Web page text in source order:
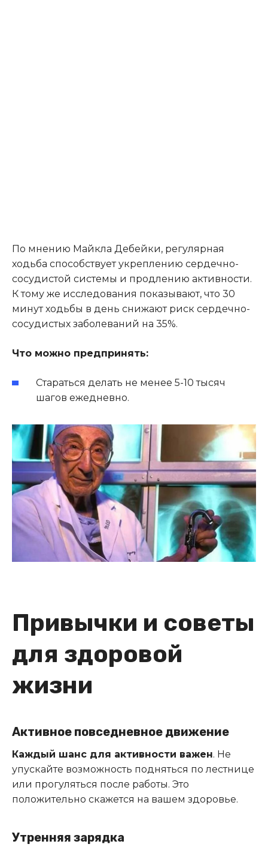
По мнению Майкла Дебейки, регулярная
ходьба способствует укреплению сердечно-
сосудистой системы и продлению активности.
К тому же исследования показывают, что 30
минут ходьбы в день снижают риск сердечно-
сосудистых заболеваний на 35%.
Что можно предпринять:
Стараться делать не менее 5-10 тысяч
шагов ежедневно.
Привычки и советы
для здоровой
жизни
Активное повседневное движение
Каждый шанс для активности важен. Не
упускайте возможность подняться по лестнице
или прогуляться после работы. Это
положительно скажется на вашем здоровье.
Утренняя зарядка